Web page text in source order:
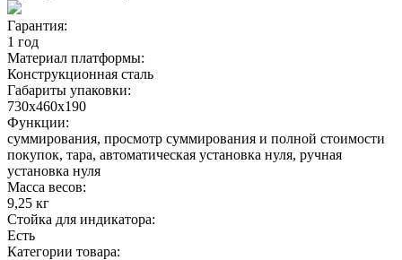
Гарантия:
1 год
Материал платформы:
Конструкционная сталь
Габариты упаковки:
730х460х190
Функции:
суммирования, просмотр суммирования и полной стоимости
покупок, тара, автоматическая установка нуля, ручная
установка нуля
Масса весов:
9,25 кг
Стойка для индикатора:
Есть
Категории товара: